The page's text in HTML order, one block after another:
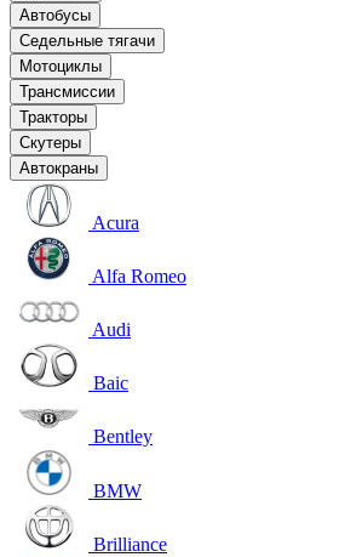
Автобусы
Седельные тягачи
Мотоциклы
Трансмиссии
Тракторы
Скутеры
Автокраны
Acura
Alfa Romeo
Audi
Baic
Bentley
BMW
Brilliance